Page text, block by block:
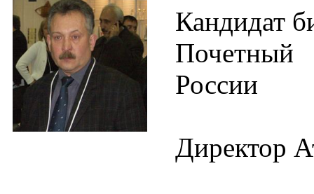
Кандидат
Почетный
России
Директор